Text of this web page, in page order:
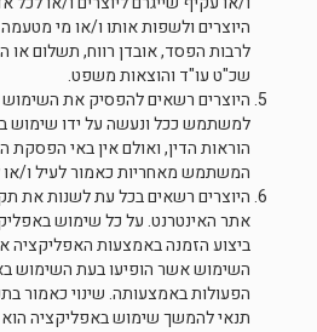
היוצרים ולשפות אותו ו/או מי
לרבות הפסד, אובדן רווח, תשלום או
שכ"ט עו"ד והוצאות משפט.
היוצרים רשאים להפסיק את
למשתמש ככל ונעשה על ידו שימוש
הוראות הדין, ואולם אין באי
המשתמש מאחריות כאמור לעיל ו/
היוצרים רשאים בכל עת לשנות את
אתר האינטרנט. על כל שימוש
ביצוע הזמנה באמצעות האפליקציה
השימוש אשר הופיעו בעת השימוש
הפעולות באמצעותה. שינוי כאמור
תנאי להמשך שימוש באפליקציה הוא